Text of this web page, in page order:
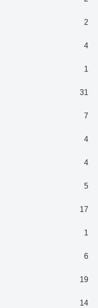
2
4
1
31
7
4
4
5
17
1
6
19
14